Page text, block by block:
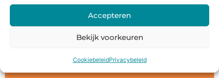
Accepteren
Bekijk voorkeuren
CookiebeleidPrivacybeleid
Jouw oude apparaat inruilen of
verkopen?
Bij Holysmartphone bieden wij jouw de mogelijkheid
om een oude smartphone, tablet, laptop of console in
te ruilen voor korting op een nieuw toestel of direct